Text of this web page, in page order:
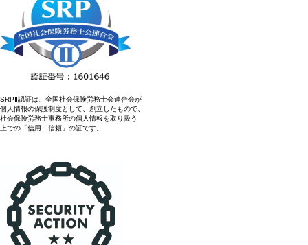
SRPⅡ認証は、全国社会保険労務士会連合会が
個人情報の保護制度として、創立したもので、
社会保険労務士事務所の個人情報を取り扱う
上での「信用・信頼」の証です。